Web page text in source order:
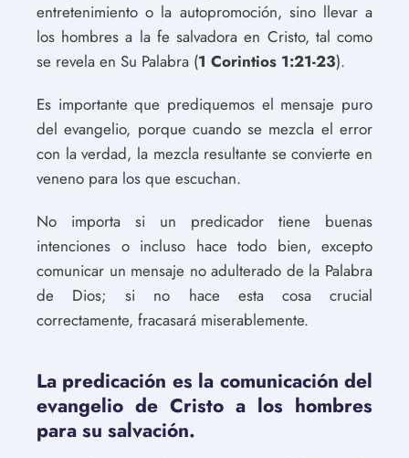
entretenimiento o la autopromoción, sino llevar a
los hombres a la fe salvadora en Cristo, tal como
se revela en Su Palabra (1 Corintios 1:21-23).
Es importante que prediquemos el mensaje puro
del evangelio, porque cuando se mezcla el error
con la verdad, la mezcla resultante se convierte en
veneno para los que escuchan.
No importa si un predicador tiene buenas
intenciones o incluso hace todo bien, excepto
comunicar un mensaje no adulterado de la Palabra
de Dios; si no hace esta cosa crucial
correctamente, fracasará miserablemente.
La predicación es la comunicación del
evangelio de Cristo a los hombres
para su salvación.